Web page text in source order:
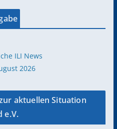
ILI News
2026
aktuellen Situation
e.V.